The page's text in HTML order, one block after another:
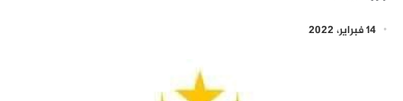
14 فبراير، 2022